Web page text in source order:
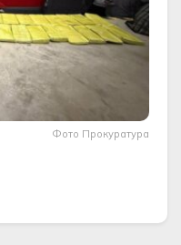
Фото Прокуратура